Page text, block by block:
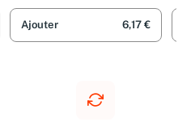
Ajouter 6,17 €